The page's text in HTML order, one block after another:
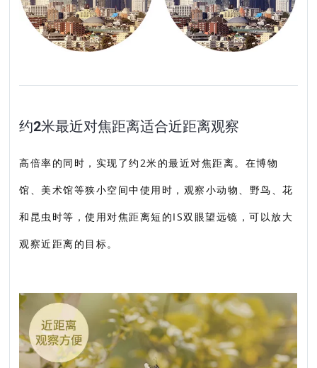
约2米最近对焦距离适合近距离观察
高倍率的同时，实现了约2米的最近对焦距离。在博物
馆、美术馆等狭小空间中使用时，观察小动物、野鸟、花
和昆虫时等，使用对焦距离短的IS双眼望远镜，可以放大
观察近距离的目标。